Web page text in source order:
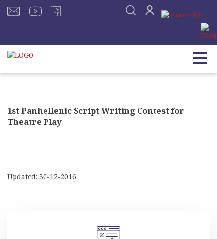
1st Panhellenic Script Writing Contest for
Theatre Play
Updated: 30-12-2016
[ Back ]